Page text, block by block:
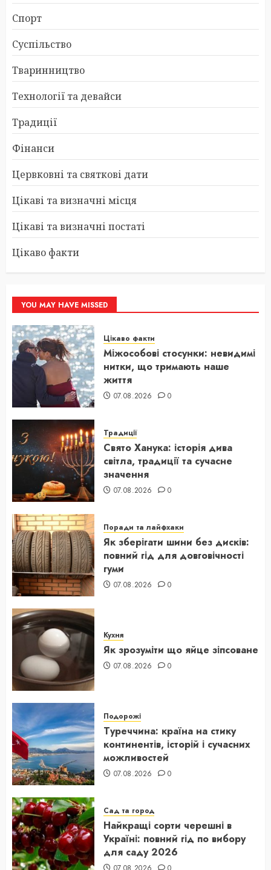
Спорт
Суспільство
Тваринництво
Технології та девайси
Традиції
Фінанси
Цервковні та святкові дати
Цікаві та визначні місця
Цікаві та визначні постаті
Цікаво факти
YOU MAY HAVE MISSED
Цікаво факти
Міжособові стосунки: невидимі
нитки, що тримають наше
життя
07.08.2026 0
Традиції
Свято Ханука: історія дива
світла, традиції та сучасне
значення
07.08.2026 0
Поради та лайфхаки
Як зберігати шини без дисків:
повний гід для довговічності
гуми
07.08.2026 0
Кухня
Як зрозуміти що яйце зіпсоване
07.08.2026 0
Подорожі
Туреччина: країна на стику
континентів, історій і сучасних
можливостей
07.08.2026 0
Сад та город
Найкращі сорти черешні в
Україні: повний гід по вибору
для саду 2026